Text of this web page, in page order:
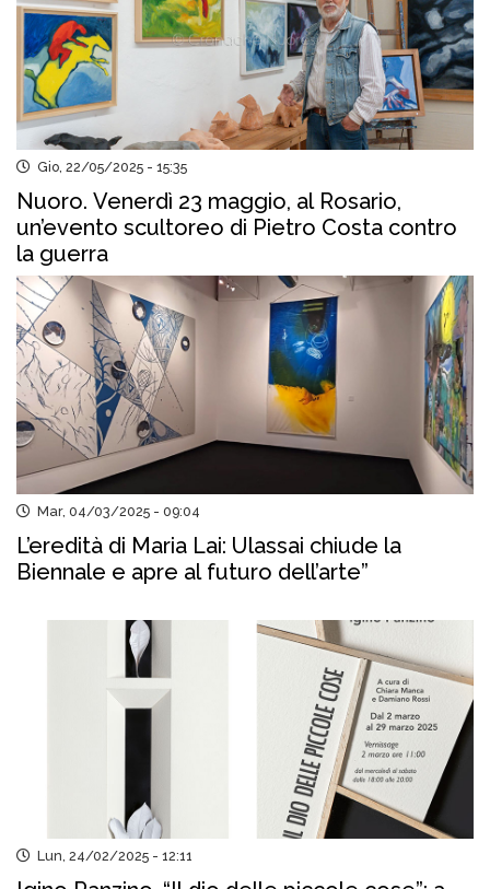
Gio, 22/05/2025 - 15:35
Nuoro. Venerdì 23 maggio, al Rosario,
un’evento scultoreo di Pietro Costa contro
la guerra
Mar, 04/03/2025 - 09:04
L’eredità di Maria Lai: Ulassai chiude la
Biennale e apre al futuro dell’arte”
Lun, 24/02/2025 - 12:11